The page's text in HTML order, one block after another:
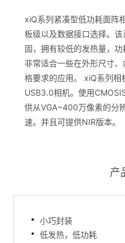
xiQ系列紧凑型低功耗面阵
板级以及数据接口选择。
固，拥有较低的发热量，
非常适合一些在外形尺寸
格要求的应用。 xiQ系列相
USB3.0相机。使用
供从VGA~400万像素的分
速。并且可提供NIR版本。
产
小巧封装
低发热，低功耗